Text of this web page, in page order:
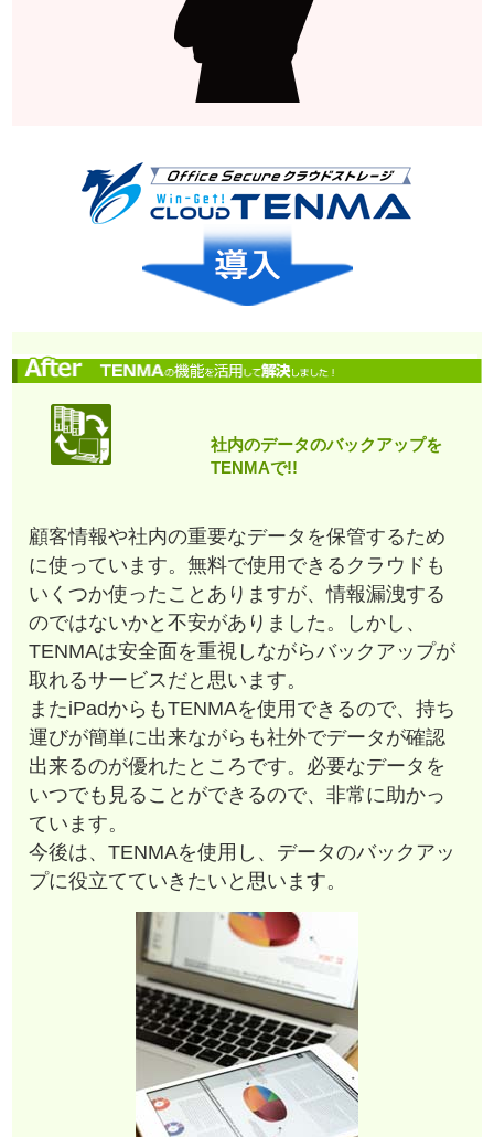
社内のデータのバックアップを
TENMAで!!
顧客情報や社内の重要なデータを保管するため
に使っています。無料で使用できるクラウドも
いくつか使ったことありますが、情報漏洩する
のではないかと不安がありました。しかし、
TENMAは安全面を重視しながらバックアップが
取れるサービスだと思います。
またiPadからもTENMAを使用できるので、持ち
運びが簡単に出来ながらも社外でデータが確認
出来るのが優れたところです。必要なデータを
いつでも見ることができるので、非常に助かっ
ています。
今後は、TENMAを使用し、データのバックアッ
プに役立てていきたいと思います。